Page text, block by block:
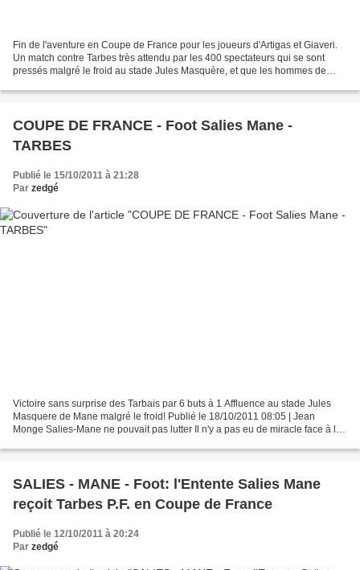
Fin de l'aventure en Coupe de France pour les joueurs d'Artigas et Giaveri.
Un match contre Tarbes très attendu par les 400 spectateurs qui se sont
pressés malgré le froid au stade Jules Masquère, et que les hommes de
COUPE DE FRANCE - Foot Salies Mane -
TARBES
Publié le 15/10/2011 à 21:28
Par zedgé
Victoire sans surprise des Tarbais par 6 buts à 1 Affluence au stade Jules
Masquere de Mane malgré le froid! Publié le 18/10/2011 08:05 | Jean
Monge Salies-Mane ne pouvait pas lutter Il n'y a pas eu de miracle face à la
SALIES - MANE - Foot: l'Entente Salies Mane
reçoit Tarbes P.F. en Coupe de France
Publié le 12/10/2011 à 20:24
Par zedgé